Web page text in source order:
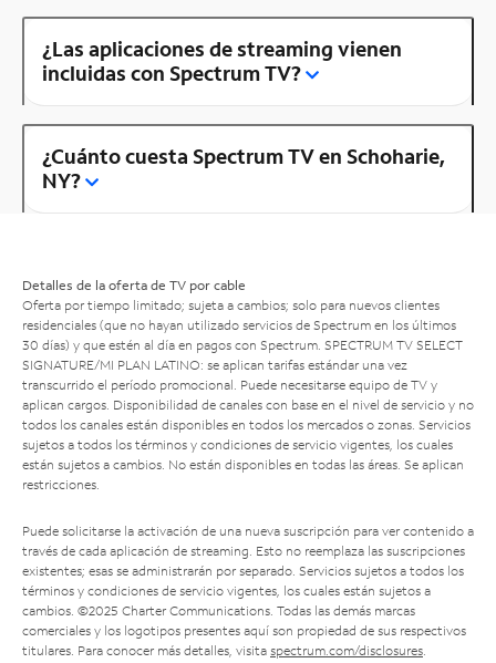
¿Las aplicaciones de streaming vienen
incluidas con Spectrum TV?
¿Cuánto cuesta Spectrum TV en Schoharie,
NY?
Detalles de la oferta de TV por cable
Oferta por tiempo limitado; sujeta a cambios; solo para nuevos clientes
residenciales (que no hayan utilizado servicios de Spectrum en los últimos
30 días) y que estén al día en pagos con Spectrum. SPECTRUM TV SELECT
SIGNATURE/MI PLAN LATINO: se aplican tarifas estándar una vez
transcurrido el período promocional. Puede necesitarse equipo de TV y
aplican cargos. Disponibilidad de canales con base en el nivel de servicio y no
todos los canales están disponibles en todos los mercados o zonas. Servicios
sujetos a todos los términos y condiciones de servicio vigentes, los cuales
están sujetos a cambios. No están disponibles en todas las áreas. Se aplican
restricciones.
Puede solicitarse la activación de una nueva suscripción para ver contenido a
través de cada aplicación de streaming. Esto no reemplaza las suscripciones
existentes; esas se administrarán por separado. Servicios sujetos a todos los
términos y condiciones de servicio vigentes, los cuales están sujetos a
cambios. ©2025 Charter Communications. Todas las demás marcas
comerciales y los logotipos presentes aquí son propiedad de sus respectivos
titulares. Para conocer más detalles, visita spectrum.com/disclosures.